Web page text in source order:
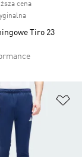
cena
Tiro 23